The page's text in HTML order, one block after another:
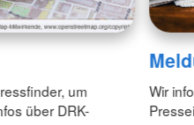
um
über DRK-
Wir